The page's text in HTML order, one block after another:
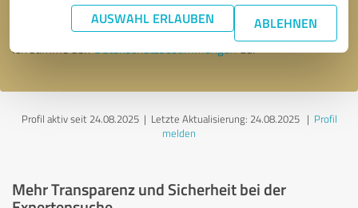
AUSWAHL ERLAUBEN ABLEHNEN
Nachricht senden
Ich stimme denDatenschutzbestimmungenzu.
Profil aktiv seit 24.08.2025 | Letzte Aktualisierung: 24.08.2025| Profil
melden
Mehr Transparenz und Sicherheit bei der